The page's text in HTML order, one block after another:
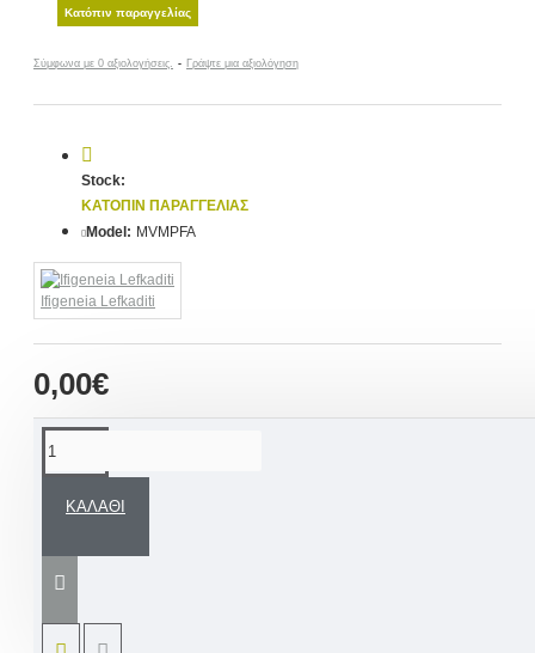
Κατόπιν παραγγελίας
Σύμφωνα με 0 αξιολογήσεις. - Γράψτε μια αξιολόγηση
0,00€
Stock:
ΚΑΤΌΠΙΝ ΠΑΡΑΓΓΕΛΊΑΣ
Model: MVMPFA
Ifigeneia Lefkaditi
ΚΑΛΆΘΙ
τουρτιέρες με κουφέτα και λεπτομέρεια